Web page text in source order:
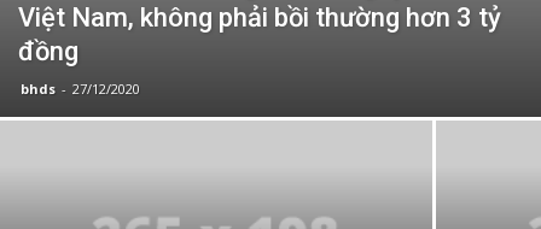
Việt Nam, không phải bồi thường hơn 3 tỷ
đồng
bhds - 27/12/2020